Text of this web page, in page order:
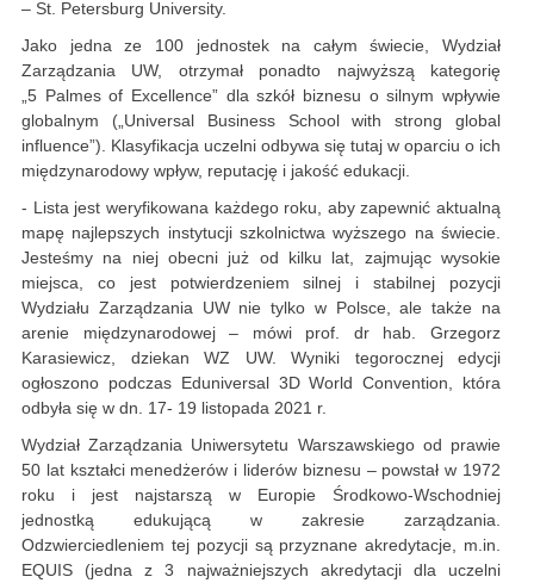
– St. Petersburg University.
Jako jedna ze 100 jednostek na całym świecie, Wydział
Zarządzania UW, otrzymał ponadto najwyższą kategorię
„5 Palmes of Excellence” dla szkół biznesu o silnym wpływie
globalnym („Universal Business School with strong global
influence”). Klasyfikacja uczelni odbywa się tutaj w oparciu o ich
międzynarodowy wpływ, reputację i jakość edukacji.
- Lista jest weryfikowana każdego roku, aby zapewnić aktualną
mapę najlepszych instytucji szkolnictwa wyższego na świecie.
Jesteśmy na niej obecni już od kilku lat, zajmując wysokie
miejsca, co jest potwierdzeniem silnej i stabilnej pozycji
Wydziału Zarządzania UW nie tylko w Polsce, ale także na
arenie międzynarodowej – mówi prof. dr hab. Grzegorz
Karasiewicz, dziekan WZ UW. Wyniki tegorocznej edycji
ogłoszono podczas Eduniversal 3D World Convention, która
odbyła się w dn. 17- 19 listopada 2021 r.
Wydział Zarządzania Uniwersytetu Warszawskiego od prawie
50 lat kształci menedżerów i liderów biznesu – powstał w 1972
roku i jest najstarszą w Europie Środkowo-Wschodniej
jednostką edukującą w zakresie zarządzania.
Odzwierciedleniem tej pozycji są przyznane akredytacje, m.in.
EQUIS (jedna z 3 najważniejszych akredytacji dla uczelni